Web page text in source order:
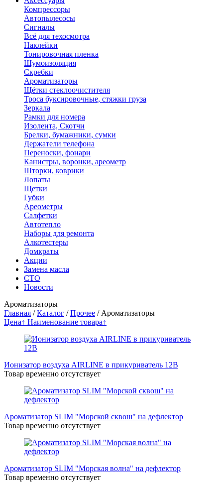
Компрессоры
Автопылесосы
Сигналы
Всё для техосмотра
Наклейки
Тонировочная пленка
Шумоизоляция
Скребки
Ароматизаторы
Щётки стеклоочистителя
Троса буксировочные, стяжки груза
Зеркала
Рамки для номера
Изолента, Скотчи
Брелки, бумажники, сумки
Держатели телефона
Переноски, фонари
Канистры, воронки, ареометр
Шторки, коврики
Лопаты
Щетки
Губки
Ареометры
Салфетки
Автотепло
Наборы для ремонта
Алкотестеры
Домкраты
Акции
Замена масла
СТО
Новости
Ароматизаторы
Главная /Каталог /Прочее / Ароматизаторы
Цена↑ Наименование товара↑
Ионизатор воздуха AIRLINE в прикуриватель 12B
Товар временно отсутствует
Ароматизатор SLIM "Морской сквош" на дефлектор
Товар временно отсутствует
Ароматизатор SLIM "Морская волна" на дефлектор
Товар временно отсутствует